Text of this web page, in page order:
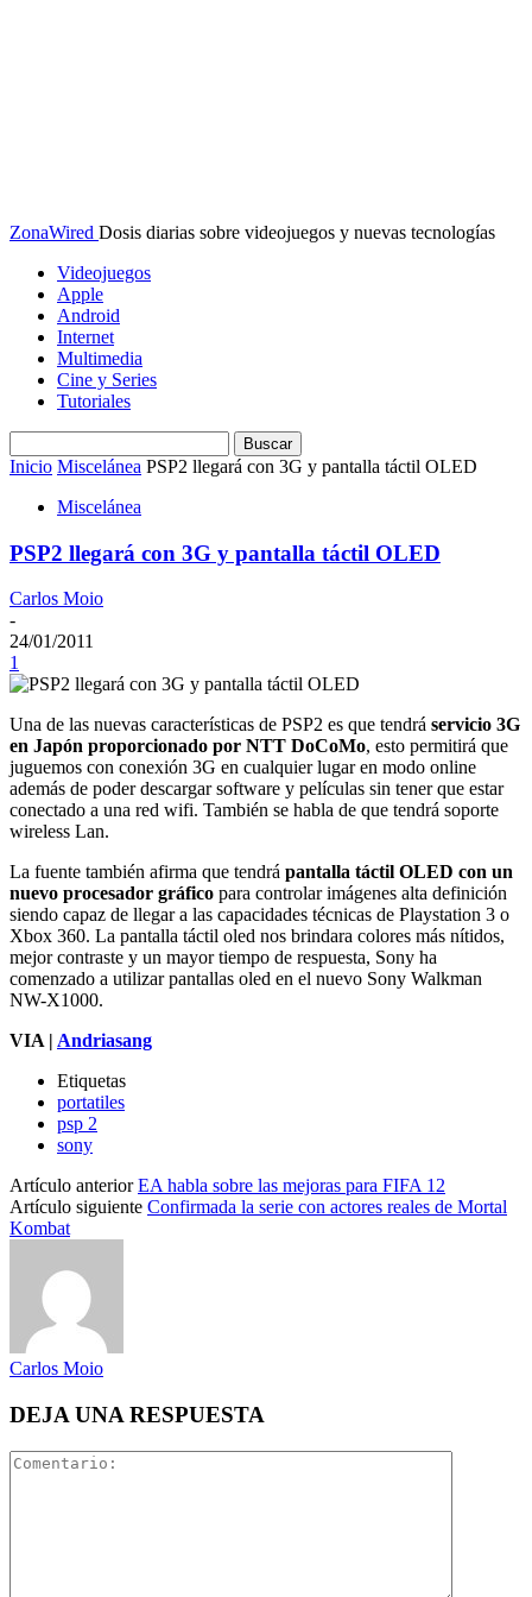
ZonaWired Dosis diarias sobre videojuegos y nuevas tecnologías
Videojuegos
Apple
Android
Internet
Multimedia
Cine y Series
Tutoriales
Inicio Miscelánea PSP2 llegará con 3G y pantalla táctil OLED
Miscelánea
PSP2 llegará con 3G y pantalla táctil OLED
Carlos Moio
-
24/01/2011
1
Una de las nuevas características de PSP2 es que tendrá servicio 3G
en Japón proporcionado por NTT DoCoMo, esto permitirá que
juguemos con conexión 3G en cualquier lugar en modo online
además de poder descargar software y películas sin tener que estar
conectado a una red wifi. También se habla de que tendrá soporte
wireless Lan.
La fuente también afirma que tendrá pantalla táctil OLED con un
nuevo procesador gráfico para controlar imágenes alta definición
siendo capaz de llegar a las capacidades técnicas de Playstation 3 o
Xbox 360. La pantalla táctil oled nos brindara colores más nítidos,
mejor contraste y un mayor tiempo de respuesta, Sony ha
comenzado a utilizar pantallas oled en el nuevo Sony Walkman
NW-X1000.
VIA | Andriasang
Etiquetas
portatiles
psp 2
sony
Artículo anterior EA habla sobre las mejoras para FIFA 12
Artículo siguiente Confirmada la serie con actores reales de Mortal
Kombat
Carlos Moio
DEJA UNA RESPUESTA